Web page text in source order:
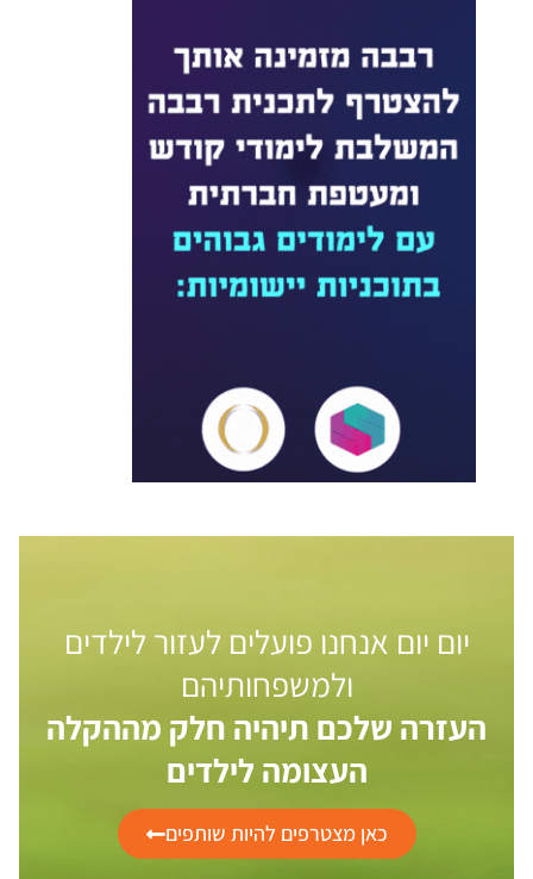
יום יום אנחנו פועלים לעזור לילדים
ולמשפחותיהם
העזרה שלכם תיהיה חלק מההקלה
העצומה לילדים
כאן מצטרפים להיות שותפים